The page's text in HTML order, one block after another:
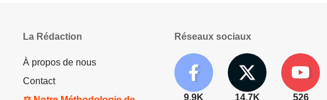
La Rédaction
À propos de nous
Contact
Réseaux sociaux
9.9K 14.7K 526